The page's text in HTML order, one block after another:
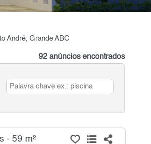
André, Grande ABC
92 anúncios encontrados
- 59 m²